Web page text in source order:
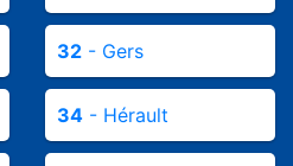
32 - Gers
34 - Hérault